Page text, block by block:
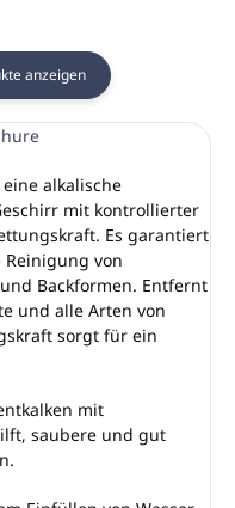
anzeigen
alkalische
mit kontrollierter
Es garantiert
von
Backformen. Entfernt
und alle Arten von
sorgt für ein
mit
hilft, saubere und gut